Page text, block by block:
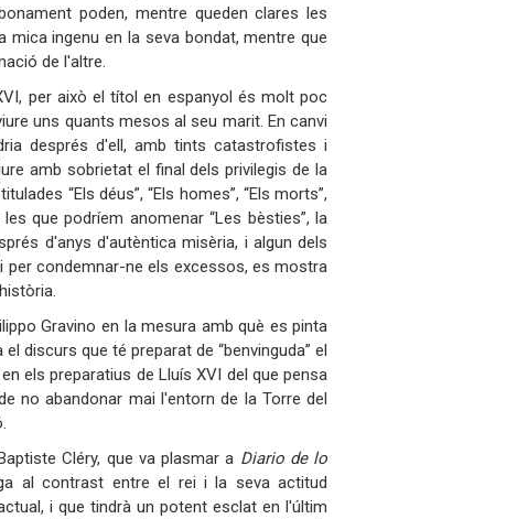
poden, mentre queden clares les
ingenu en la seva bondat, mentre que
de l'altre.
per això el títol en espanyol és molt poc
uns quants mesos al seu marit. En canvi
després d'ell, amb tints catastrofistes i
amb sobrietat el final dels privilegis de la
“Els déus”, “Els homes”, “Els morts”,
que podríem anomenar “Les bèsties”, la
d'anys d'autèntica misèria, i algun dels
per condemnar-ne els excessos, es mostra
Gravino en la mesura amb què es pinta
discurs que té preparat de “benvinguda” el
els preparatius de Lluís XVI del que pensa
no abandonar mai l'entorn de la Torre del
Cléry, que va plasmar a Diario de lo
al contrast entre el rei i la seva actitud
i que tindrà un potent esclat en l'últim